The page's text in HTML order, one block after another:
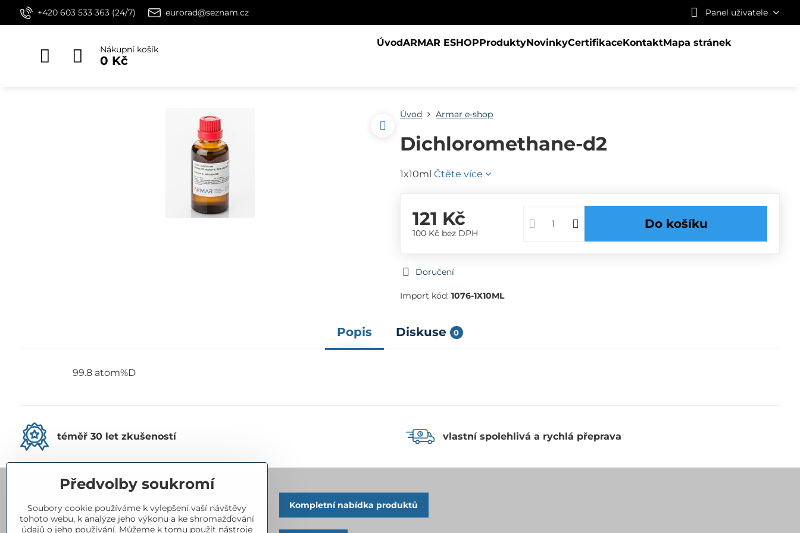
+420 603 533 363 (24/7) eurorad@seznam.cz Panel uživatele
Nákupní košík
0 Kč
ÚvodARMAR ESHOPProduktyNovinkyCertifikaceKontaktMapa stránek
Úvod Armar e-shop
Dichloromethane-d2
1x10ml Čtěte více
121 Kč
100 Kč bez DPH
Do košíku
Doručení
Import kód: 1076-1X10ML
Popis Diskuse 0
99.8 atom%D
téměř 30 let zkušeností vlastní spolehlivá a rychlá přeprava
Eurorad, spol​. s r​.o​.
Kompletní nabídka produktů
Předvolby soukromí
Soubory cookie používáme k vylepšení vaší návštěvy
tohoto webu, k analýze jeho výkonu a ke shromažďování
údajů o jeho používání. Můžeme k tomu použít nástroje